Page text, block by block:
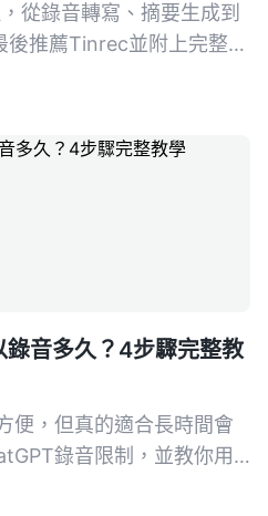
從錄音轉寫、摘要生成到
推薦Tinrec並附上完整教
音多久？4步驟完整教
便，但真的適合長時間會
錄音限制，並教你用